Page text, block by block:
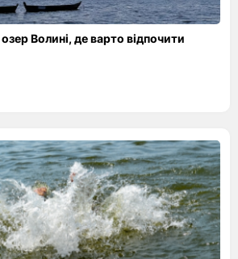
Волині, де варто відпочити